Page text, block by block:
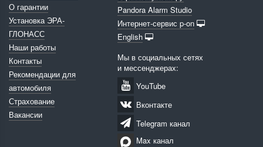
О гарантии
Установка ЭРА-
ГЛОНАСС
Наши работы
Контакты
Рекомендации для
автомобиля
Страхование
Вакансии
Pandora Alarm Studio
Интернет-сервис p-on
English
Мы в социальных сетях
и мессенджерах:
YouTube
Вконтакте
Telegram канал
Max канал